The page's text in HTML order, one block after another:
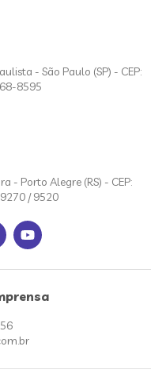
- São Paulo (SP) - CEP:
8595
- Porto Alegre (RS) - CEP:
/ 9520